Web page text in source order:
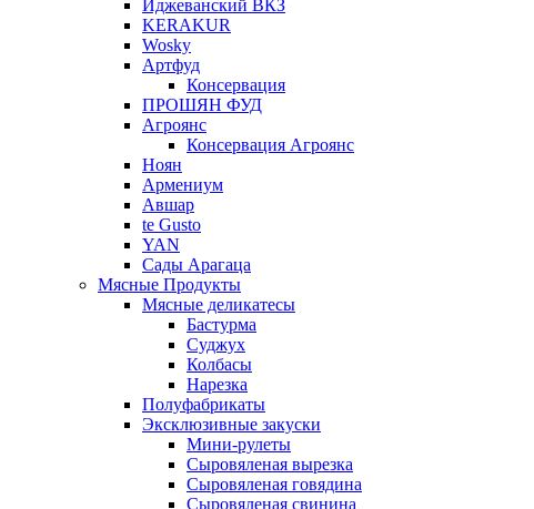
Иджеванский ВКЗ
KERAKUR
Wosky
Артфуд
Консервация
ПРОШЯН ФУД
Агроянс
Консервация Агроянс
Ноян
Армениум
Авшар
te Gusto
YAN
Сады Арагаца
Мясные Продукты
Мясные деликатесы
Бастурма
Суджух
Колбасы
Нарезка
Полуфабрикаты
Эксклюзивные закуски
Мини-рулеты
Сыровяленая вырезка
Сыровяленая говядина
Сыровяленая свинина